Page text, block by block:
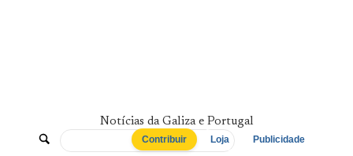
De
Notícias da Galiza e Portugal
Contribuir Loja Publicidade